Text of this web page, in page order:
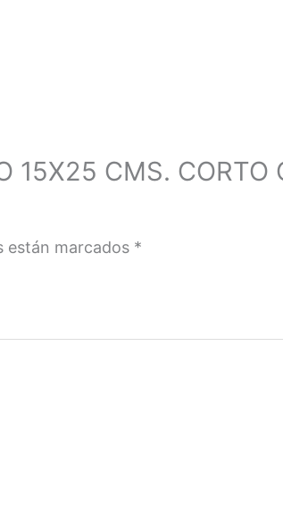
15X25 CMS. CORTO
están marcados *